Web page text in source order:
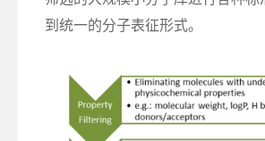
到统一的分子表征形式。